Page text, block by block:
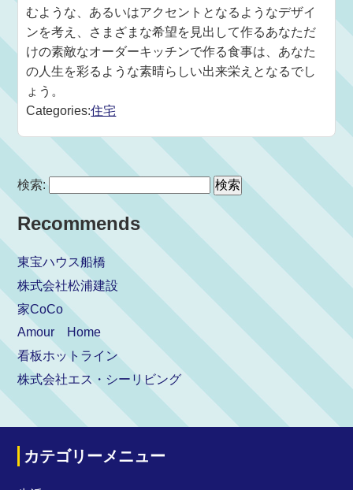
むような、あるいはアクセントとなるようなデザイ
ンを考え、さまざまな希望を見出して作るあなただ
けの素敵なオーダーキッチンで作る食事は、あなた
の人生を彩るような素晴らしい出来栄えとなるでし
ょう。
Categories:住宅
検索:
Recommends
東宝ハウス船橋
株式会社松浦建設
家CoCo
Amour Home
看板ホットライン
株式会社エス・シーリビング
カテゴリーメニュー